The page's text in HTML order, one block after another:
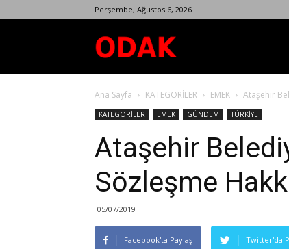
Perşembe, Ağustos 6, 2026
Dergisi
Ana Sayfa KATEGORİLER EMEK Ataşehir
KATEGORİLER EMEK GÜNDEM TÜRKİYE
Ataşehir
Sözleşme
05/07/2019
Facebook'ta Paylaş Twitter'da